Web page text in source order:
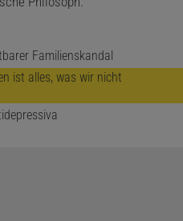
Familienskandal
ist alles, was wir nicht